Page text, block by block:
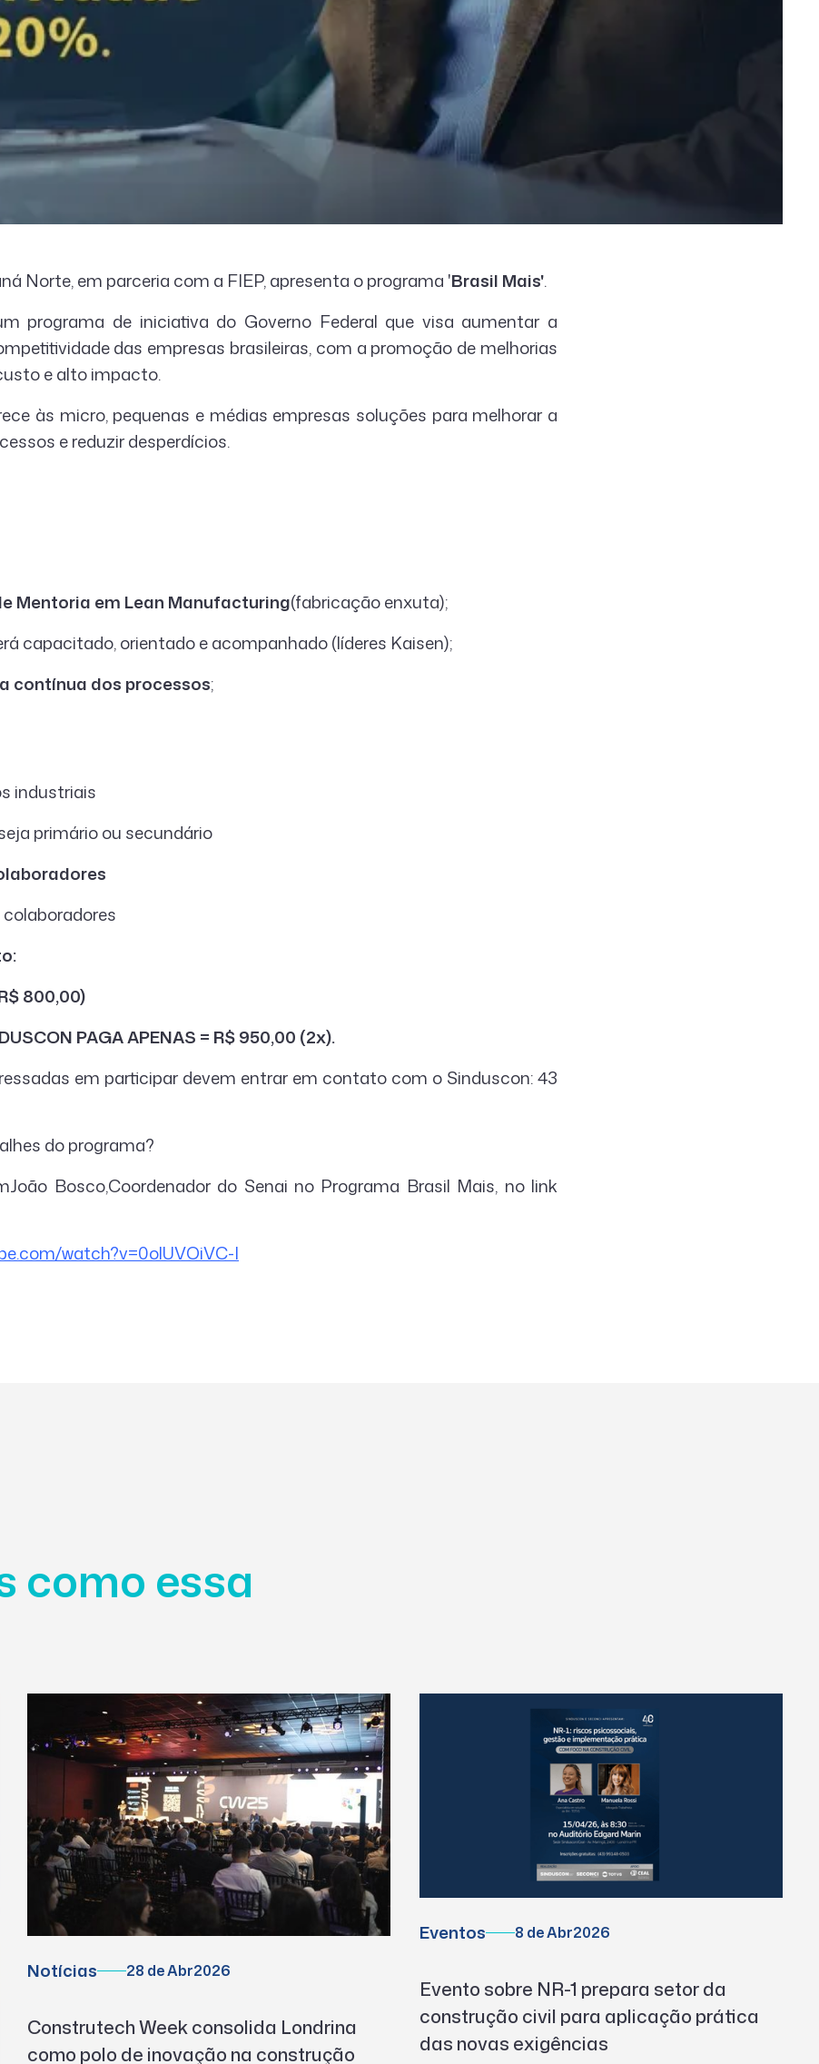
Norte, em parceria com a FIEP, apresenta o programa 'Brasil Mais'.
programa de iniciativa do Governo Federal que visa aumentar a
das empresas brasileiras, com a promoção de melhorias
e alto impacto.
às micro, pequenas e médias empresas soluções para melhorar a
e reduzir desperdícios.
Mentoria em Lean Manufacturing(fabricação enxuta);
capacitado, orientado e acompanhado (líderes Kaisen);
contínua dos processos;
industriais
primário ou secundário
800,00)
PAGA APENAS = R$ 950,00 (2x).
em participar devem entrar em contato com o Sinduscon: 43
do programa?
Bosco,Coordenador do Senai no Programa Brasil Mais, no link
watch?v=0olUVOiVC-I
como essa
Notícias 28 de Abr2026
Construtech Week consolida Londrina
como polo de inovação na construção
Eventos 8 de Abr2026
Evento sobre NR-1 prepara setor da
construção civil para aplicação prática
das novas exigências